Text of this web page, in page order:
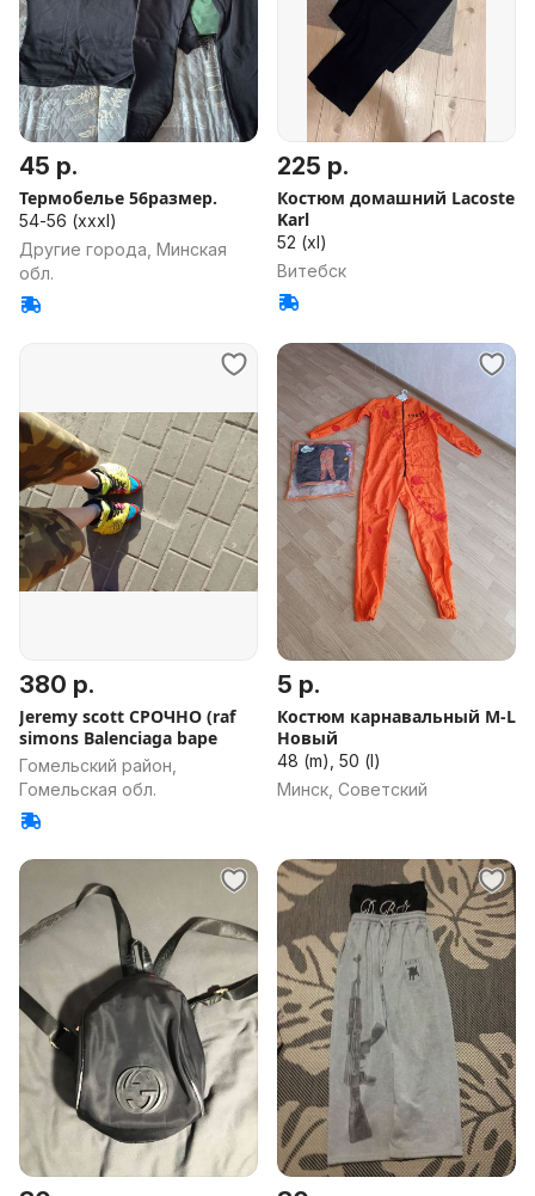
45 р.
Термобелье 56размер.
54-56 (xxxl)
Другие города, Минская
обл.
225 р.
Костюм домашний Lacoste
Karl
52 (xl)
Витебск
380 р.
Jeremy scott СРОЧНО (raf
simons Balenciaga bape
Гомельский район,
Гомельская обл.
5 р.
Костюм карнавальный М-L
Новый
48 (m), 50 (l)
Минск, Советский